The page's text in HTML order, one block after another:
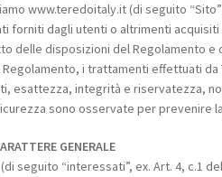
www.teredoitaly.it (di seguito
forniti dagli utenti o altrimenti
delle disposizioni del Regolamento e
i trattamenti effettuati
esattezza, integrità e riservatezza,
sono osservate per prevenire
GENERALE
seguito “interessati”, ex. Art. 4, c.1